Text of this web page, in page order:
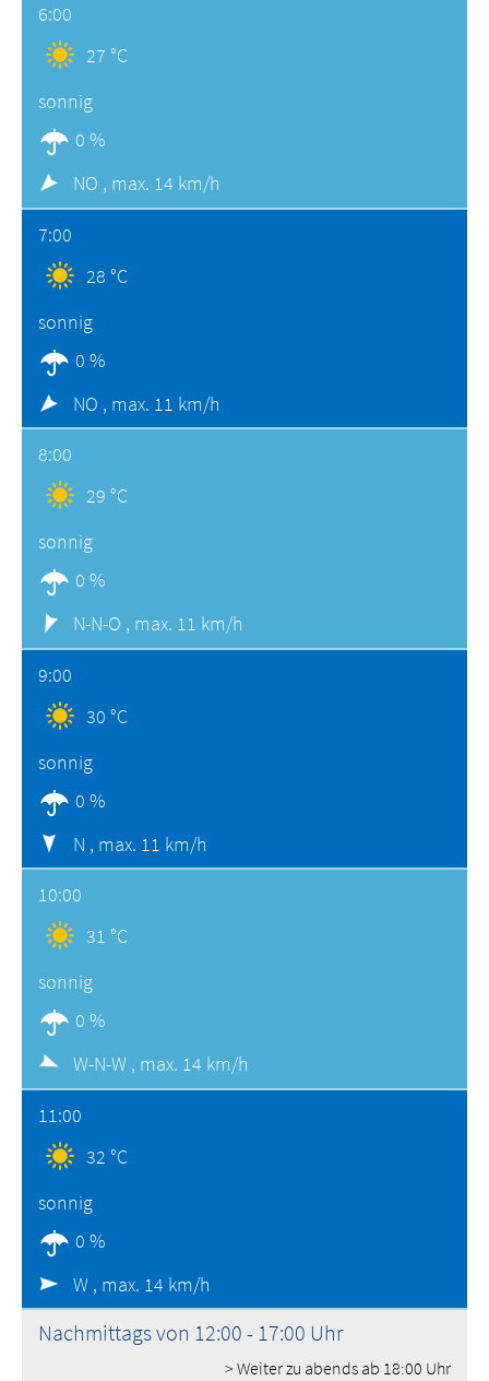
6:00
27 °C
sonnig
0 %
NO , max. 14 km/h
7:00
28 °C
sonnig
0 %
NO , max. 11 km/h
8:00
29 °C
sonnig
0 %
N-N-O , max. 11 km/h
9:00
30 °C
sonnig
0 %
N , max. 11 km/h
10:00
31 °C
sonnig
0 %
W-N-W , max. 14 km/h
11:00
32 °C
sonnig
0 %
W , max. 14 km/h
Nachmittags von 12:00 - 17:00 Uhr
> Weiter zu abends ab 18:00 Uhr